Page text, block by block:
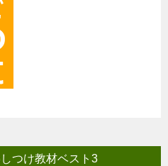
つけ教材ベスト3